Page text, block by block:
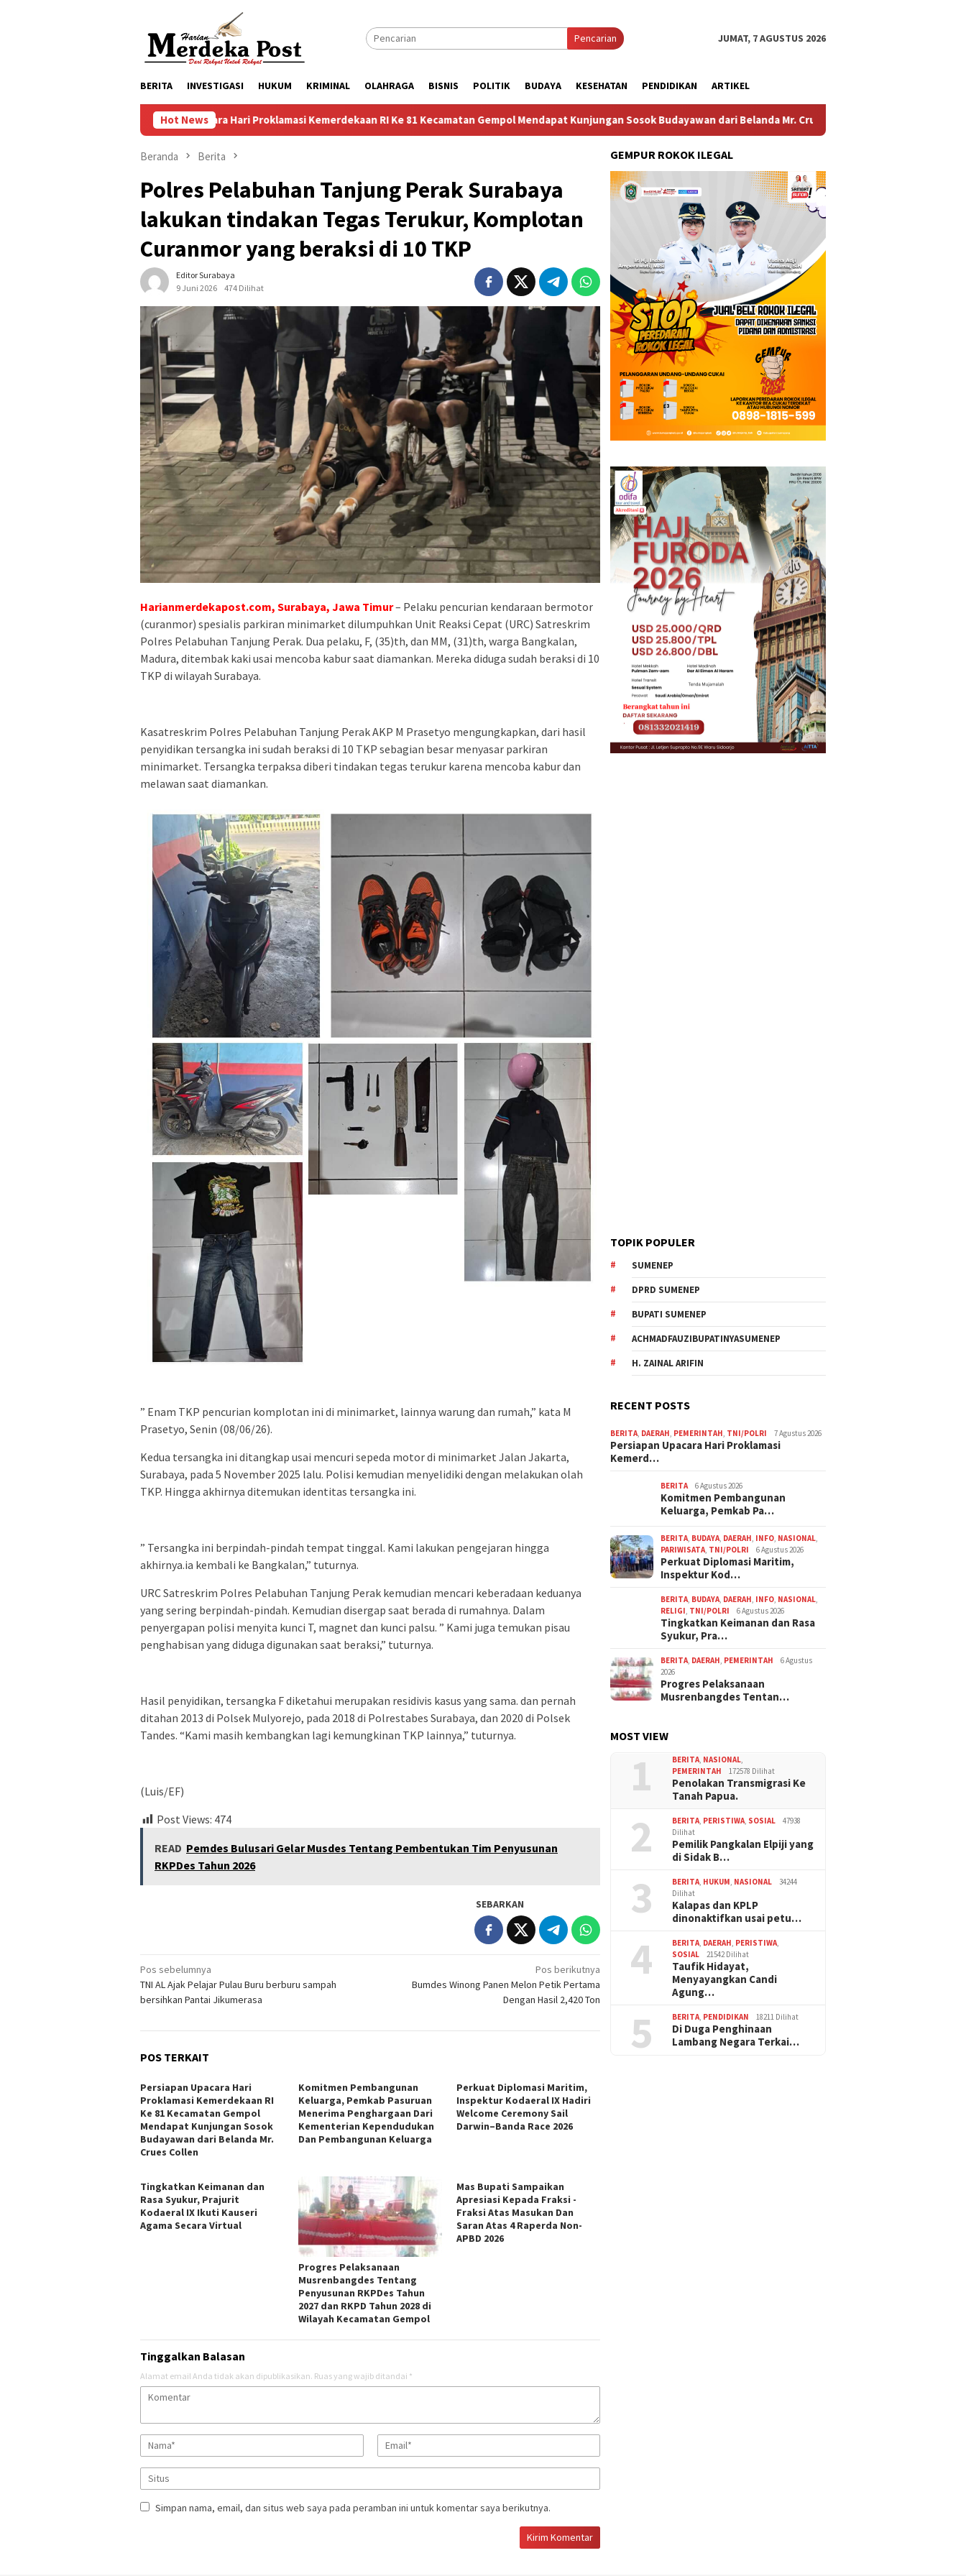
Pencarian JUMAT, 7 AGUSTUS 2026
BERITA INVESTIGASI HUKUM KRIMINAL OLAHRAGA BISNIS POLITIK BUDAYA KESEHATAN PENDIDIKAN ARTIKEL
Hot News
Persiapan Upacara Hari Proklamasi Kemerdekaan RI Ke 81 Kecamatan Gempol Mendapat Kunjungan Sosok Budayawan dari Belanda Mr. Crues Collen Komitmen Pembangunan Keluarga,
Beranda Berita
Polres Pelabuhan Tanjung Perak Surabaya
lakukan tindakan Tegas Terukur, Komplotan
Curanmor yang beraksi di 10 TKP
Editor Surabaya
9 Juni 2026
474 Dilihat
Harianmerdekapost.com, Surabaya, Jawa Timur– Pelaku pencurian kendaraan bermotor
(curanmor) spesialis parkiran minimarket dilumpuhkan Unit Reaksi Cepat (URC) Satreskrim
Polres Pelabuhan Tanjung Perak. Dua pelaku, F, (35)th, dan MM, (31)th, warga Bangkalan,
Madura, ditembak kaki usai mencoba kabur saat diamankan. Mereka diduga sudah beraksi di 10
TKP di wilayah Surabaya.
Kasatreskrim Polres Pelabuhan Tanjung Perak AKP M Prasetyo mengungkapkan, dari hasil
penyidikan tersangka ini sudah beraksi di 10 TKP sebagian besar menyasar parkiran
minimarket. Tersangka terpaksa diberi tindakan tegas terukur karena mencoba kabur dan
melawan saat diamankan.
” Enam TKP pencurian komplotan ini di minimarket, lainnya warung dan rumah,” kata M
Prasetyo, Senin (08/06/26).
Kedua tersangka ini ditangkap usai mencuri sepeda motor di minimarket Jalan Jakarta,
Surabaya, pada 5 November 2025 lalu. Polisi kemudian menyelidiki dengan melakukan olah
TKP. Hingga akhirnya ditemukan identitas tersangka ini.
” Tersangka ini berpindah-pindah tempat tinggal. Kami lakukan pengejaran hingga
akhirnya.ia kembali ke Bangkalan,” tuturnya.
URC Satreskrim Polres Pelabuhan Tanjung Perak kemudian mencari keberadaan keduanya
yang sering berpindah-pindah. Kemudian disergap saat berada di rumahnya. Dalam
penyergapan polisi menyita kunci T, magnet dan kunci palsu. ” Kami juga temukan pisau
penghabisan yang diduga digunakan saat beraksi,” tuturnya.
Hasil penyidikan, tersangka F diketahui merupakan residivis kasus yang sama. dan pernah
ditahan 2013 di Polsek Mulyorejo, pada 2018 di Polrestabes Surabaya, dan 2020 di Polsek
Tandes. “Kami masih kembangkan lagi kemungkinan TKP lainnya,” tuturnya.
(Luis/EF)
Post Views: 474
READ Pemdes Bulusari Gelar Musdes Tentang Pembentukan Tim Penyusunan
RKPDes Tahun 2026
SEBARKAN
Navigasi
pos
Pos sebelumnya
TNI AL Ajak Pelajar Pulau Buru berburu sampah
bersihkan Pantai Jikumerasa
Pos berikutnya
Bumdes Winong Panen Melon Petik Pertama
Dengan Hasil 2,420 Ton
POS TERKAIT
Persiapan Upacara Hari
Proklamasi Kemerdekaan RI
Ke 81 Kecamatan Gempol
Mendapat Kunjungan Sosok
Budayawan dari Belanda Mr.
Crues Collen
Komitmen Pembangunan
Keluarga, Pemkab Pasuruan
Menerima Penghargaan Dari
Kementerian Kependudukan
Dan Pembangunan Keluarga
Perkuat Diplomasi Maritim,
Inspektur Kodaeral IX Hadiri
Welcome Ceremony Sail
Darwin–Banda Race 2026
Tingkatkan Keimanan dan
Rasa Syukur, Prajurit
Kodaeral IX Ikuti Kauseri
Agama Secara Virtual
Progres Pelaksanaan
Musrenbangdes Tentang
Penyusunan RKPDes Tahun
2027 dan RKPD Tahun 2028 di
Wilayah Kecamatan Gempol
Mas Bupati Sampaikan
Apresiasi Kepada Fraksi -
Fraksi Atas Masukan Dan
Saran Atas 4 Raperda Non-
APBD 2026
Tinggalkan Balasan
Alamat email Anda tidak akan dipublikasikan. Ruas yang wajib ditandai *
Simpan nama, email, dan situs web saya pada peramban ini untuk komentar saya berikutnya.
GEMPUR ROKOK ILEGAL
TOPIK POPULER
SUMENEP
DPRD SUMENEP
BUPATI SUMENEP
ACHMADFAUZIBUPATINYASUMENEP
H. ZAINAL ARIFIN
RECENT POSTS
BERITA, DAERAH, PEMERINTAH, TNI/POLRI 7 Agustus 2026
Persiapan Upacara Hari Proklamasi
Kemerd…
BERITA 6 Agustus 2026
Komitmen Pembangunan
Keluarga, Pemkab Pa…
BERITA, BUDAYA, DAERAH, INFO, NASIONAL,
PARIWISATA, TNI/POLRI 6 Agustus 2026
Perkuat Diplomasi Maritim,
Inspektur Kod…
BERITA, BUDAYA, DAERAH, INFO, NASIONAL,
RELIGI, TNI/POLRI 6 Agustus 2026
Tingkatkan Keimanan dan Rasa
Syukur, Pra…
BERITA, DAERAH, PEMERINTAH
6 Agustus
2026
Progres Pelaksanaan
Musrenbangdes Tentan…
MOST VIEW
1 BERITA, NASIONAL,
PEMERINTAH
172578 Dilihat
Penolakan Transmigrasi Ke
Tanah Papua.
2 BERITA, PERISTIWA, SOSIAL
47938
Dilihat
Pemilik Pangkalan Elpiji yang
di Sidak B…
3 BERITA, HUKUM, NASIONAL
34244
Dilihat
Kalapas dan KPLP
dinonaktifkan usai petu…
4 BERITA, DAERAH, PERISTIWA,
SOSIAL
21542 Dilihat
Taufik Hidayat,
Menyayangkan Candi
Agung…
5 BERITA, PENDIDIKAN 18211 Dilihat
Di Duga Penghinaan
Lambang Negara Terkai…